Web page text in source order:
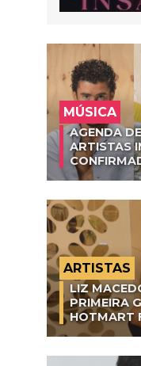
MÚSICA
AGENDA
ARTISTAS
ARTISTAS
LIZ
PRIMEIRA
HOTMART